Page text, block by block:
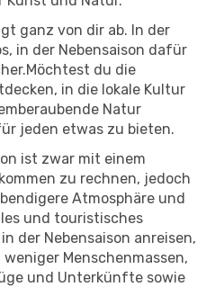
ganz von dir ab. In der
in der Nebensaison dafür
du die
in die lokale Kultur
Natur
jeden etwas zu bieten.
ist zwar mit einem
zu rechnen, jedoch
Atmosphäre und
und touristisches
der Nebensaison anreisen,
Menschenmassen,
und Unterkünfte sowie